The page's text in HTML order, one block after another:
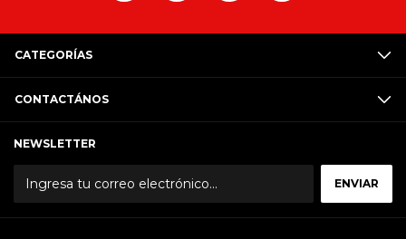
CATEGORÍAS
CONTACTÁNOS
NEWSLETTER